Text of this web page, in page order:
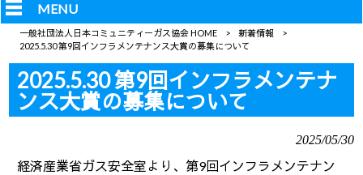
MENU
一般社団法人日本コミュニティーガス協会 HOME > 新着情報
>
2025.5.30 第9回インフラメンテナンス大賞の募集について
2025.5.30 第9回インフラメンテナ
ンス大賞の募集について
2025/05/30
経済産業省ガス安全室より、第9回インフラメンテナン